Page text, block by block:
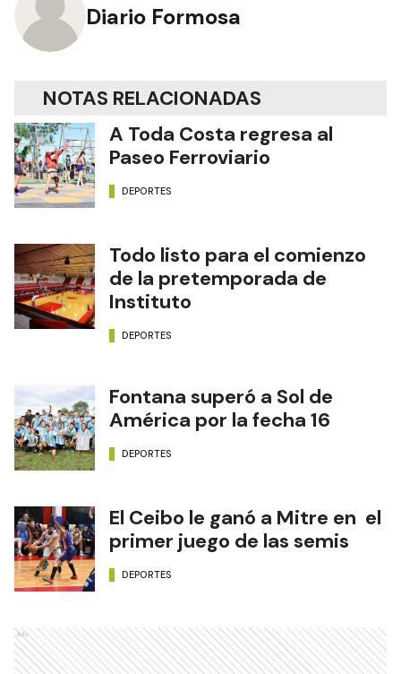
Diario Formosa
NOTAS RELACIONADAS
A Toda Costa regresa al
Paseo Ferroviario
DEPORTES
Todo listo para el comienzo
de la pretemporada de
Instituto
DEPORTES
Fontana superó a Sol de
América por la fecha 16
DEPORTES
El Ceibo le ganó a Mitre en el
primer juego de las semis
DEPORTES
Ads